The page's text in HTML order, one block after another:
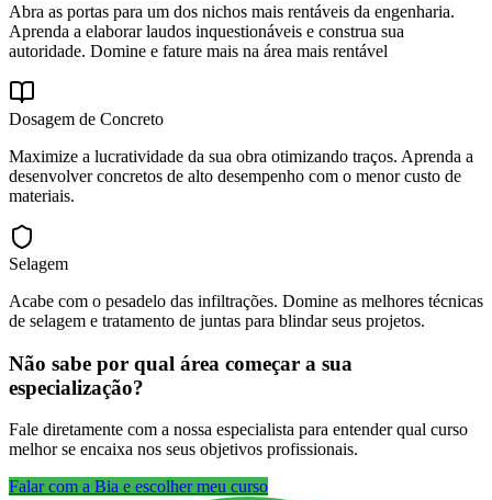
Abra as portas para um dos nichos mais rentáveis da engenharia.
Aprenda a elaborar laudos inquestionáveis e construa sua
autoridade. Domine e fature mais na área mais rentável
Dosagem de Concreto
Maximize a lucratividade da sua obra otimizando traços. Aprenda a
desenvolver concretos de alto desempenho com o menor custo de
materiais.
Selagem
Acabe com o pesadelo das infiltrações. Domine as melhores técnicas
de selagem e tratamento de juntas para blindar seus projetos.
Não sabe por qual área começar a sua
especialização?
Fale diretamente com a nossa especialista para entender qual curso
melhor se encaixa nos seus objetivos profissionais.
Falar com a Bia e escolher meu curso